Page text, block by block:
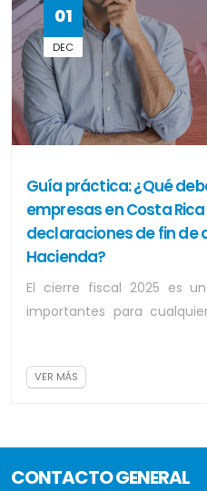
01
DEC
Guía práctica: ¿Qué
empresas en Costa
declaraciones de fin de
Hacienda?
El cierre fiscal 2025 es
importantes para
VER MÁS
CONTACTO GENERAL